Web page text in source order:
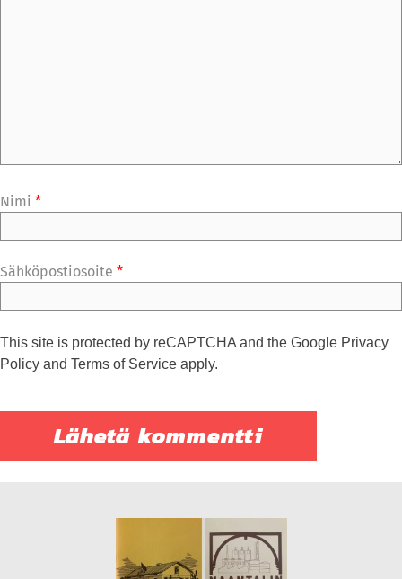
Nimi *
Sähköpostiosoite *
This site is protected by reCAPTCHA and the Google Privacy
Policy and Terms of Service apply.